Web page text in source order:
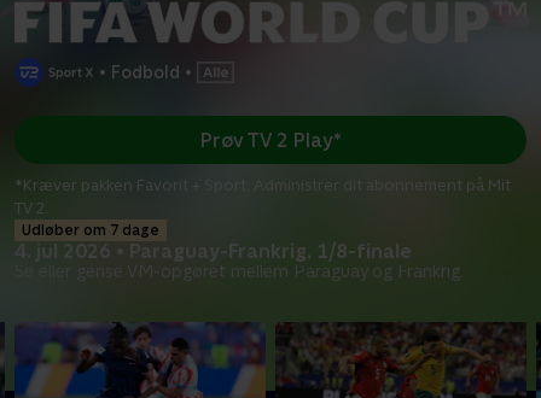
• Fodbold •
Udløber om 7 dage
4. jul 2026 • Paraguay-Frankrig, 1/8-finale
Se eller gense VM-opgøret mellem Paraguay og Frankrig.
Prøv TV 2 Play*
*Kræver pakken Favorit + Sport. Administrer dit abonnement på Mit
TV 2.